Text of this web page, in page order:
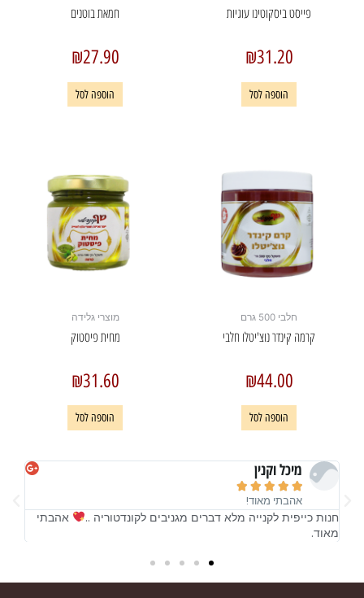
פייסט ביסקוטינו עוגיות
₪31.20
הוספה לסל
חמאת בוטנים
₪27.90
הוספה לסל
חלבי 500 גרם
קרמה קינדר נוצ'יטלו חלבי
₪44.00
הוספה לסל
מוצרי גלידה
מחית פיסטוק
₪31.60
הוספה לסל
מיכל וקנין





אהבתי מאוד!
חנות כייפית לקנייה מלא דברים מגניבים לקונדטוריה ..
אהבתי
מאוד.